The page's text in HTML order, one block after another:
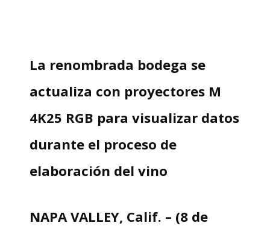
La renombrada bodega se
actualiza con proyectores M
4K25 RGB para visualizar datos
durante el proceso de
elaboración del vino
NAPA VALLEY, Calif. – (8 de